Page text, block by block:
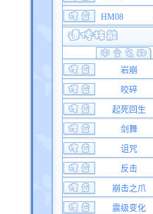
HM08
岩崩
咬碎
起死回生
剑舞
诅咒
反击
崩击之爪
震级变化